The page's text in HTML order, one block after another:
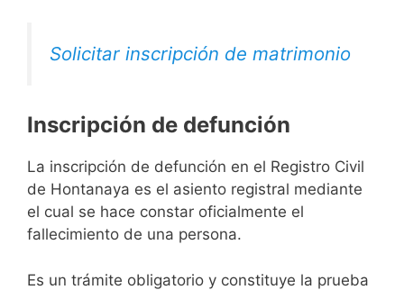
Solicitar inscripción de matrimonio
Inscripción de defunción
La inscripción de defunción en el Registro Civil
de Hontanaya es el asiento registral mediante
el cual se hace constar oficialmente el
fallecimiento de una persona.
Es un trámite obligatorio y constituye la prueba